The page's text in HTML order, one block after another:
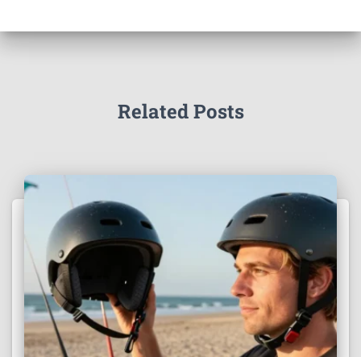
Related Posts